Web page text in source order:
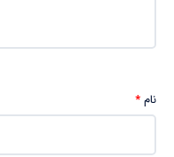
نام*